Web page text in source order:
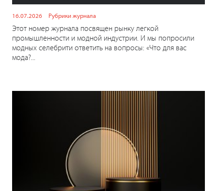
16.07.2026 Рубрики журнала
Этот номер журнала посвящен рынку легкой
промышленности и модной индустрии. И мы попросили
модных селебрити ответить на вопросы: «Что для вас
мода?...